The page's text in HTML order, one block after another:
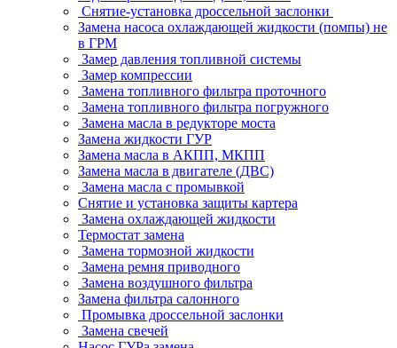
Снятие-установка дроссельной заслонки
Замена насоса охлаждающей жидкости (помпы) не
в ГРМ
Замер давления топливной системы
Замер компрессии
Замена топливного фильтра проточного
Замена топливного фильтра погружного
Замена масла в редукторе моста
Замена жидкости ГУР
Замена масла в АКПП, МКПП
Замена масла в двигателе (ДВС)
Замена масла с промывкой
Снятие и установка защиты картера
Замена охлаждающей жидкости
Термостат замена
Замена тормозной жидкости
Замена ремня приводного
Замена воздушного фильтра
Замена фильтра салонного
Промывка дроссельной заслонки
Замена свечей